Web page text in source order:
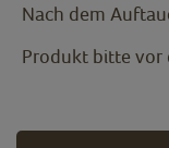
Nach dem
Produkt bitte vor